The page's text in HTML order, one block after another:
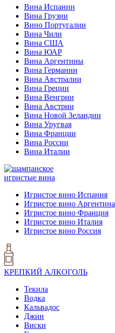
Вина Испании
Вина Грузии
Вино Португалии
Вина Чили
Вина США
Вина ЮАР
Вина Аргентины
Вина Германии
Вина Австралии
Вина Греции
Вина Венгрии
Вина Австрии
Вина Новой Зеландии
Вина Уругвая
Вина Франции
Вина России
Вина Италии
игристые вина
Игристое вино Испания
Игристое вино Аргентина
Игристое вино Франция
Игристое вино Италия
Игристое вино Россия
КРЕПКИЙ АЛКОГОЛЬ
Текила
Водка
Кальвадос
Джин
Виски